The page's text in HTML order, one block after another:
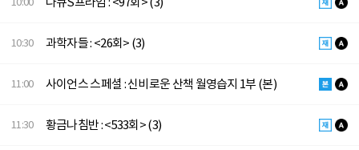
10:30 과학자들 : <26회> (3)
11:00 사이언스 스페셜 : 신비로운 산책 월영습지 1부 (본)
11:30 황금나침반 : <533회> (3)